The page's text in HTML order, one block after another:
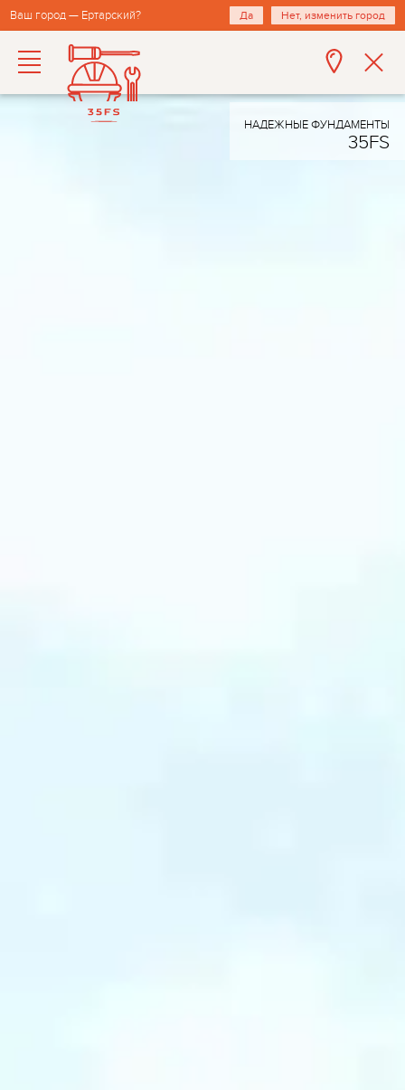
Ваш город — Ертарский? Да Нет, изменить город
НАДЕЖНЫЕ ФУНДАМЕНТЫ
35FS